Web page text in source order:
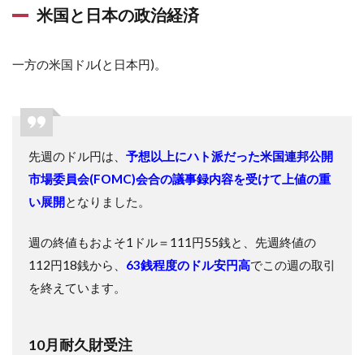
米国と日本の政治経済
一方の米国ドル(と日本円)。
先週のドル円は、 予想以上にハト派だった米国連邦公開
市場委員会(FOMC)会合の議事録内容を受けて上値の重
い展開 となりました。
週の終値もおよそ1ドル＝111円55銭と、先週終値の
112円18銭から、 63銭程度のドル安円高でこの週の取引
を終えています。
10月耐久財受注